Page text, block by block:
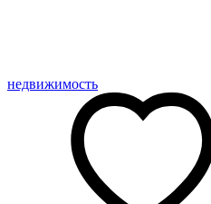
недвижимость